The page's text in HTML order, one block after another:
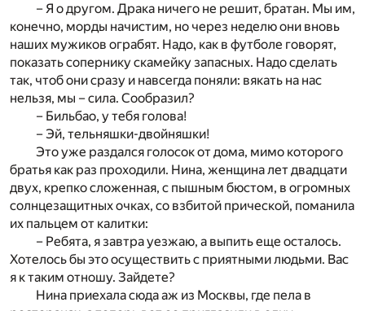
– Я о другом. Драка ничего не решит, братан. Мы им,
конечно, морды начистим, но через неделю они вновь
наших мужиков ограбят. Надо, как в футболе говорят,
показать сопернику скамейку запасных. Надо сделать
так, чтоб они сразу и навсегда поняли: вякать на нас
нельзя, мы – сила. Сообразил?
– Бильбао, у тебя голова!
– Эй, тельняшки-двойняшки!
Это уже раздался голосок от дома, мимо которого
братья как раз проходили. Нина, женщина лет двадцати
двух, крепко сложенная, с пышным бюстом, в огромных
солнцезащитных очках, со взбитой прической, поманила
их пальцем от калитки:
– Ребята, я завтра уезжаю, а выпить еще осталось.
Хотелось бы это осуществить с приятными людьми. Вас
я к таким отношу. Зайдете?
Нина приехала сюда аж из Москвы, где пела в